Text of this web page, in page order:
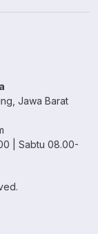
Jawa Barat
| Sabtu 08.00-